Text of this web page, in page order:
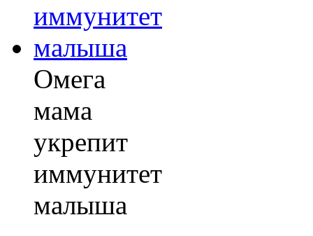
Омега
мама
укрепит
иммунитет
малыша